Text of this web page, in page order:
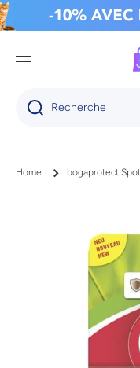
IGNORER ET
Recherche
Home bogaprotect
Passer aux